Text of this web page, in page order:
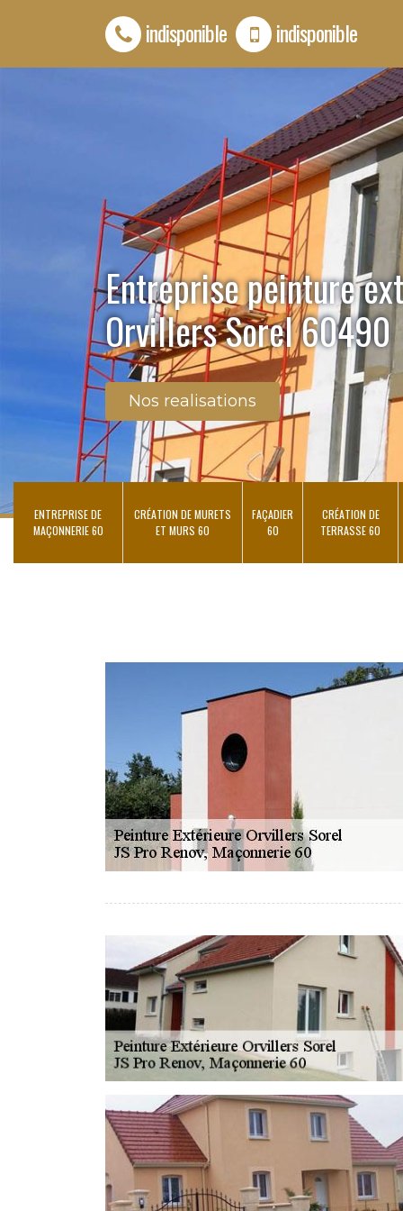
indisponible indisponible
Entreprise peinture
Orvillers Sorel 60490
Nos realisations
ENTREPRISE DE
MAÇONNERIE 60
CRÉATION DE MURETS
ET MURS 60
FAÇADIER
60
CRÉATION DE
TERRASSE 60